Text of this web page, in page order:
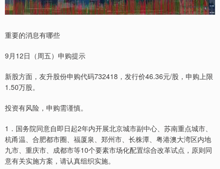
重要的消息有哪些
9月12日（周五）申购提示
新股方面，友升股份申购代码732418，发行价46.36元/股，申购上限
1.50万股。
投资有风险，申购需谨慎。
1．国务院同意自即日起2年内开展北京城市副中心、苏南重点城市、
杭甬温、合肥都市圈、福厦泉、郑州市、长株潭、粤港澳大湾区内地
九市、重庆市、成都市等10个要素市场化配置综合改革试点，原则同
意有关实施方案，请认真组织实施。